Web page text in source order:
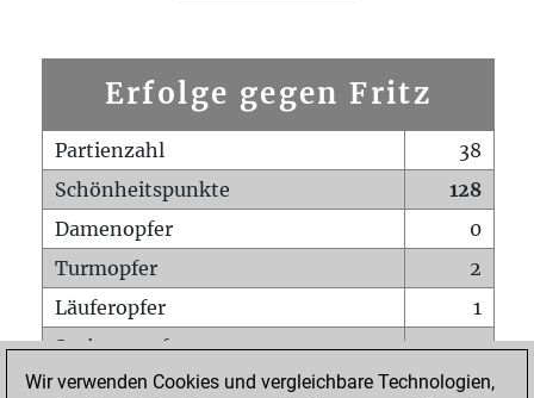
Erfolge gegen Fritz
Partienzahl
38
Schönheitspunkte
128
Damenopfer
0
Turmopfer
2
Läuferopfer
1
Springeropfer
3
Bauernopfer
5
Wir verwenden Cookies und vergleichbare Technologien,